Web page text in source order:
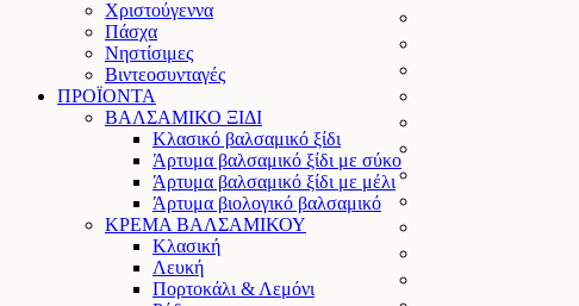
Χριστούγεννα
Πάσχα
Νηστίσιμες
Βιντεοσυνταγές
ΠΡΟΪΟΝΤΑ
ΒΑΛΣΑΜΙΚΟ ΞΙΔΙ
Κλασικό βαλσαμικό ξίδι
Άρτυμα βαλσαμικό ξίδι με σύκο
Άρτυμα βαλσαμικό ξίδι με μέλι
Άρτυμα βιολογικό βαλσαμικό
ΚΡΕΜΑ ΒΑΛΣΑΜΙΚΟΥ
Κλασική
Λευκή
Πορτοκάλι & Λεμόνι